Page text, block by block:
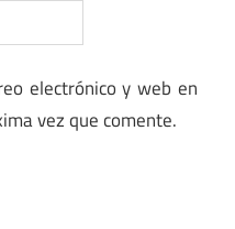
electrónico y web en
vez que comente.